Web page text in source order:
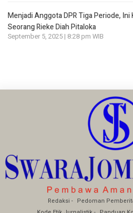
Menjadi Anggota DPR Tiga Periode, Ini
Seorang Rieke Diah Pitaloka
September 5, 2025 | 8:28 pm WIB
Redaksi
Pedoman